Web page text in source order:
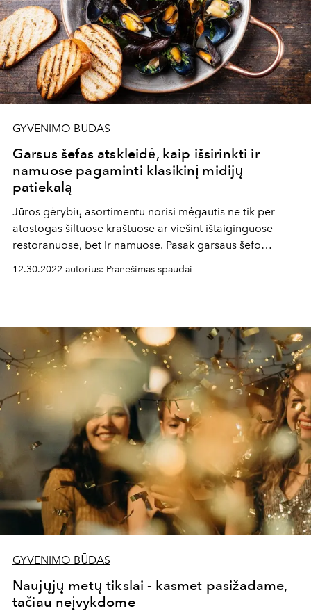
GYVENIMO BŪDAS
Garsus šefas atskleidė, kaip išsirinkti ir
namuose pagaminti klasikinį midijų
patiekalą
Jūros gėrybių asortimentu norisi mėgautis ne tik per
atostogas šiltuose kraštuose ar viešint ištaiginguose
restoranuose, bet ir namuose. Pasak garsaus šefo
Egidijaus Lapinsko, būtent midijos yra ta moliuskų rūšis,
kurią nesunkiai galima perkelti į namų virtuvę ir per gana
12.30.2022 autorius: Pranešimas spaudai
GYVENIMO BŪDAS
Naujųjų metų tikslai - kasmet pasižadame,
tačiau neįvykdome